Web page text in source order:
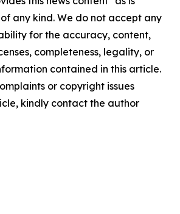
any kind. We do not accept any
for the accuracy, content,
completeness, legality, or
contained in this article.
or copyright issues
kindly contact the author